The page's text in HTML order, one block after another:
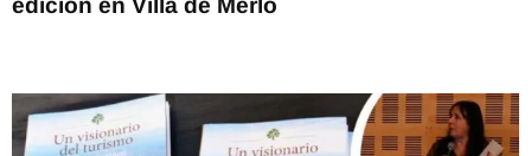
edición en Villa de Merlo